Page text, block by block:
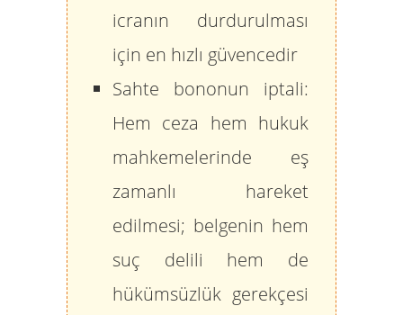
icranın durdurulması
için en hızlı güvencedir
Sahte bononun iptali:
Hem ceza hem hukuk
mahkemelerinde eş
zamanlı hareket
edilmesi; belgenin hem
suç delili hem de
hükümsüzlük gerekçesi